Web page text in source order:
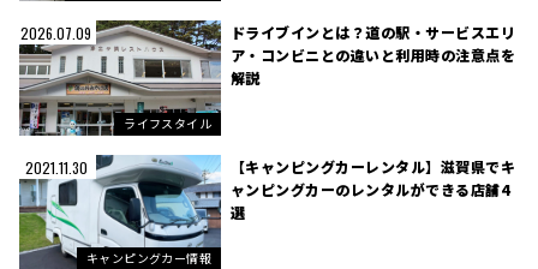
2026.07.09
ライフスタイル
ドライブインとは？道の駅・サービスエリ
ア・コンビニとの違いと利用時の注意点を
解説
2021.11.30
キャンピングカー情報
【キャンピングカーレンタル】滋賀県でキ
ャンピングカーのレンタルができる店舗4
選